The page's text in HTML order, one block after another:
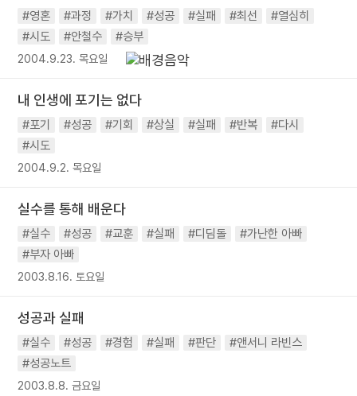
#영혼 #과정 #가치 #성공 #실패 #최선
#열심히
#시도
#안철수 #승부
2004.9.23. 목요일
내 인생에 포기는 없다
#포기 #성공 #기회 #상실 #실패 #반복
#다시
#시도
2004.9.2. 목요일
실수를 통해 배운다
#실수 #성공 #교훈 #실패 #디딤돌
#가난한 아빠
#부자 아빠
2003.8.16. 토요일
성공과 실패
#실수 #성공 #경험 #실패 #판단
#앤서니 라빈스
#성공노트
2003.8.8. 금요일